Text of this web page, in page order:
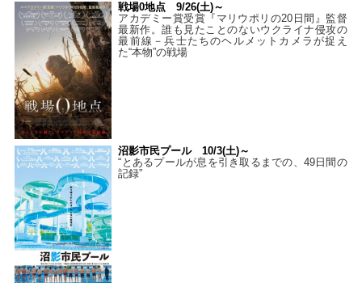
戦場0地点 9/26(土)～
アカデミー賞受賞『マリウポリの20日間』監督
最新作。誰も見たことのないウクライナ侵攻の
最前線－兵士たちのヘルメットカメラが捉え
た“本物”の戦場
沼影市民プール 10/3(土)～
“とあるプールが息を引き取るまでの、49日間の
記録”